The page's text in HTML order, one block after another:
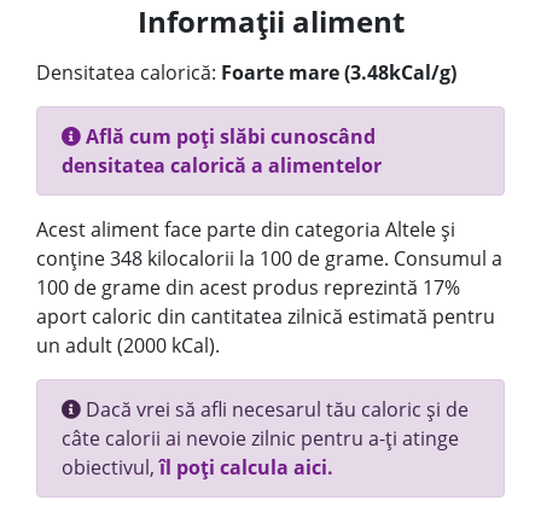
Informații aliment
Densitatea calorică: Foarte mare (3.48kCal/g)
Află cum poți slăbi cunoscând
densitatea calorică a alimentelor
Acest aliment face parte din categoria Altele și
conține 348 kilocalorii la 100 de grame. Consumul a
100 de grame din acest produs reprezintă 17%
aport caloric din cantitatea zilnică estimată pentru
un adult (2000 kCal).
Dacă vrei să afli necesarul tău caloric și de
câte calorii ai nevoie zilnic pentru a-ți atinge
obiectivul,îl poți calcula aici.